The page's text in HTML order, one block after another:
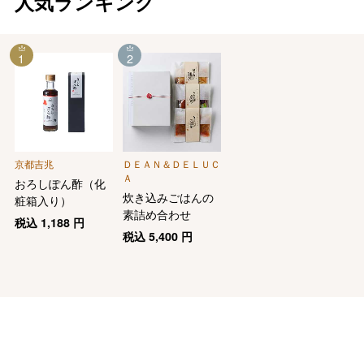
京都吉兆
おろしぽん酢（化
粧箱入り）
税込 1,188円
1
ＤＥＡＮ＆ＤＥＬＵＣ
Ａ
炊き込みごはんの
素詰め合わせ
税込5,400 円
2